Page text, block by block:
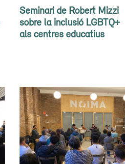
Seminari de Robert Mizzi
sobre la inclusió LGBTQ+
als centres educatius